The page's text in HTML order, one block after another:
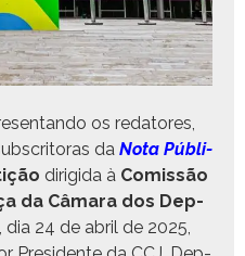
os reda­tores,
da Nota Públi­
dirigi­da à Comis­são
da Câmara dos Dep­
dia 24 de abril de 2025,